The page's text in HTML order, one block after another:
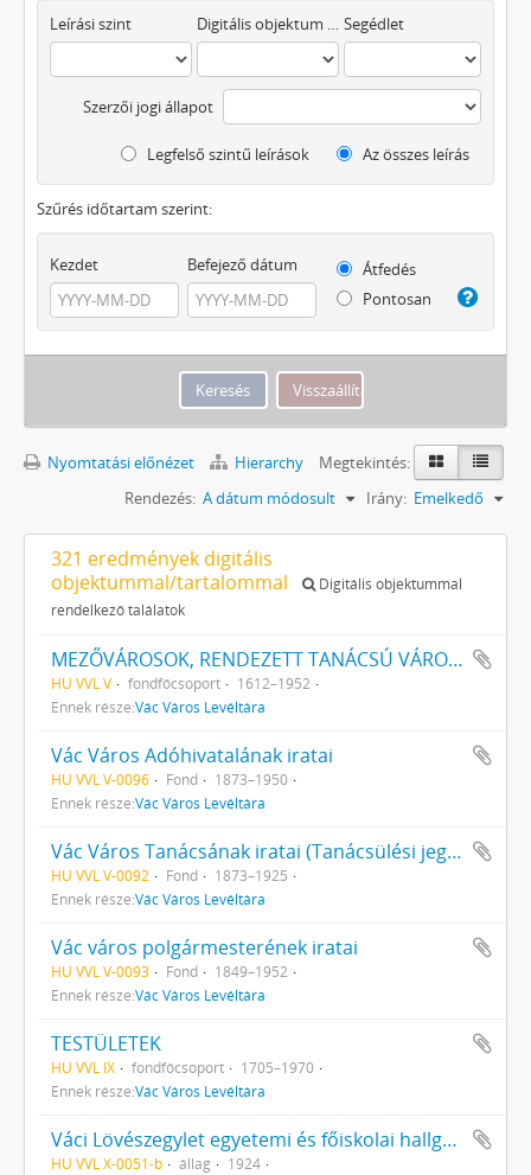
Leírási szint Digitális objektum áll rendelkezésre Segédlet
Szerzői jogi állapot
Legfelső szintű leírások Az összes leírás
Szűrés időtartam szerint:
Kezdet Befejező dátum
Átfedés
Pontosan
Nyomtatási előnézet Hierarchy
Megtekintés:
Rendezés: A dátum módosult Irány: Emelkedő
321 eredmények digitális
objektummal/tartalommal
Digitális objektummal
rendelkező találatok
MEZŐVÁROSOK, RENDEZETT TANÁCSÚ VÁROSOK, KÖZSÉGEK
HU VVL V fondfőcsoport
1612–1952
Ennek része:Vác Város Levéltára
Vác Város Adóhivatalának iratai
HU VVL V-0096 Fond
1873–1950
Ennek része:Vác Város Levéltára
Vác Város Tanácsának iratai (Tanácsülési jegyzőkönyvek)
HU VVL V-0092 Fond
1873–1925
Ennek része:Vác Város Levéltára
Vác város polgármesterének iratai
HU VVL V-0093 Fond
1849–1952
Ennek része:Vác Város Levéltára
TESTÜLETEK
HU VVL IX fondfőcsoport
1705–1970
Ennek része:Vác Város Levéltára
Váci Lövészegylet egyetemi és főiskolai hallgató tagjai lövészcsapatának iratai
HU VVL X-0051-b állag
1924